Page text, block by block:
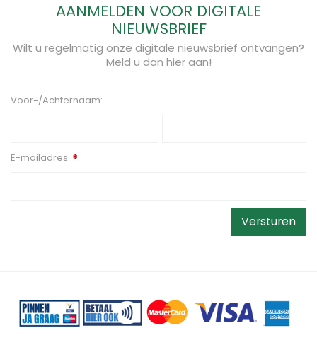
AANMELDEN VOOR DIGITALE
NIEUWSBRIEF
Wilt u regelmatig onze digitale nieuwsbrief ontvangen?
Meld u dan hier aan!
Voor-/Achternaam:
E-mailadres: *